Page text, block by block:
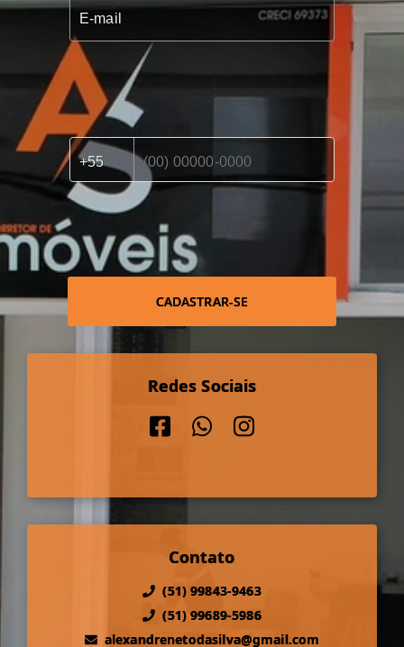
CADASTRAR-SE
Redes Sociais
Contato
(51) 99843-9463
(51) 99689-5986
alexandrenetodasilva@gmail.com